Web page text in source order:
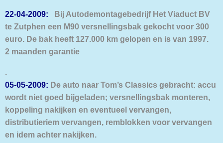
22-04-2009: Bij Autodemontagebedrijf Het Viaduct BV
te Zutphen een M90 versnellingsbak gekocht voor 300
euro. De bak heeft 127.000 km gelopen en is van 1997.
2 maanden garantie
.
05-05-2009: De auto naar Tom’s Classics gebracht: accu
wordt niet goed bijgeladen; versnellingsbak monteren,
koppeling nakijken en eventueel vervangen,
distributieriem vervangen, remblokken voor vervangen
en idem achter nakijken.